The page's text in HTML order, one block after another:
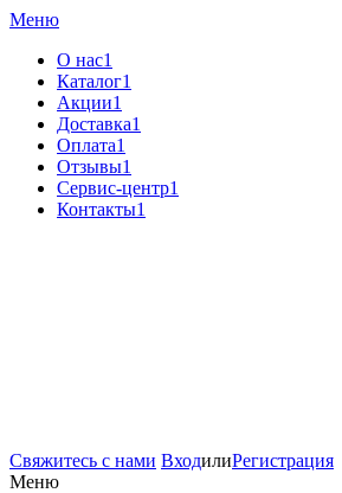
Меню
О нас1
Каталог1
Акции1
Доставка1
Оплата1
Отзывы1
Сервис-центр1
Контакты1
Свяжитесь с нами ВходилиРегистрация
Меню